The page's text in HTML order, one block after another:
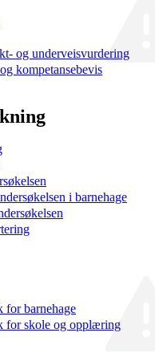
og underveisvurdering
kompetansebevis
i barnehage
for barnehage
for skole og opplæring